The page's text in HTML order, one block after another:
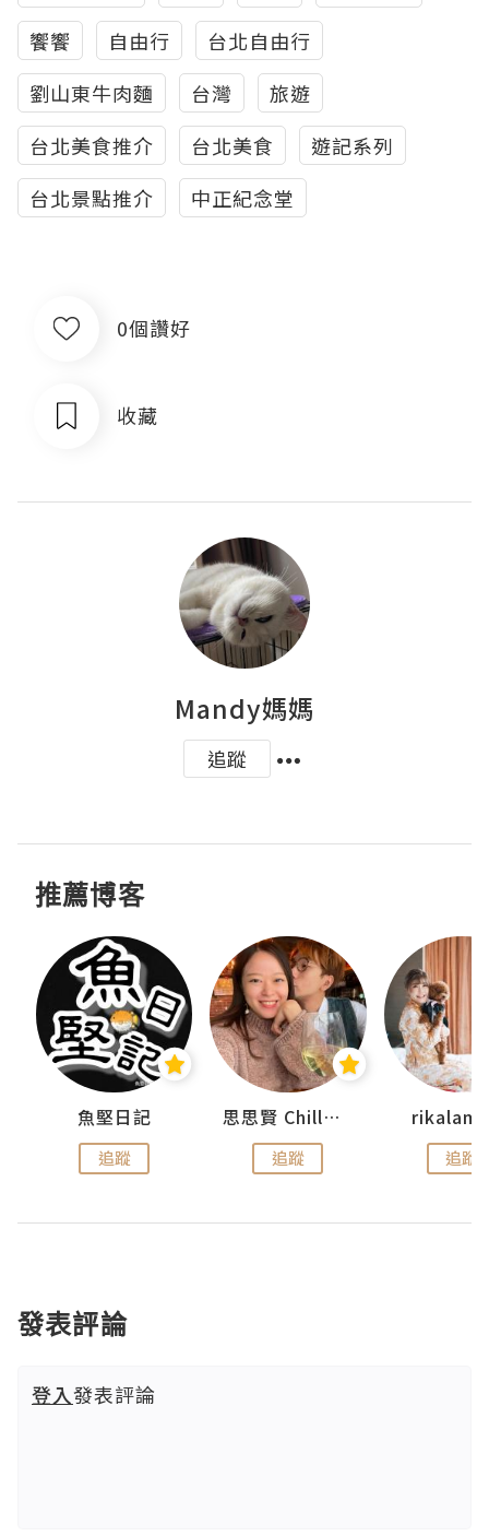
饗饗
自由行
台北自由行
劉山東牛肉麵
台灣
旅遊
台北美食推介
台北美食
遊記系列
台北景點推介
中正紀念堂
0個讚好
收藏
Mandy媽媽
追蹤
推薦博客
魚堅日記
追蹤
思思賢 ChillMyBabe
追蹤 追蹤
發表評論
登入發表評論